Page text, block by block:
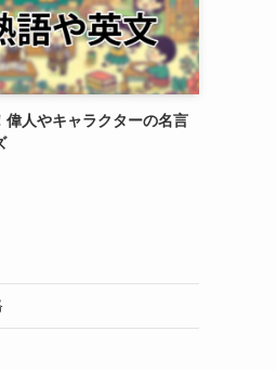
偉人やキャラクターの名言